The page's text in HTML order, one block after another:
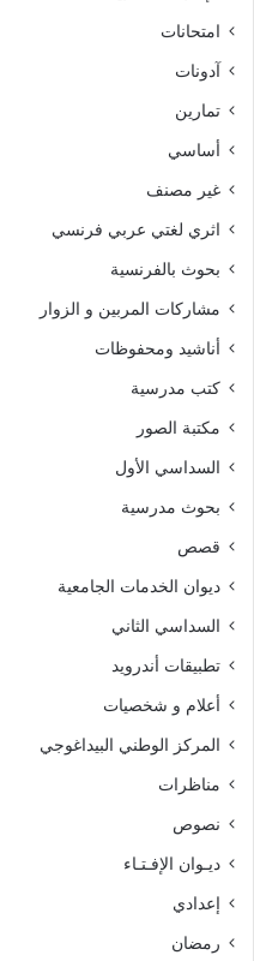
امتحانات
آدونات
تمارين
أساسي
غير مصنف
اثري لغتي عربي فرنسي
بحوث بالفرنسية
مشاركات المربين و الزوار
أناشيد ومحفوظات
كتب مدرسية
مكتبة الصور
السداسي الأول
بحوث مدرسية
قصص
ديوان الخدمات الجامعية
السداسي الثاني
تطبيقات أندرويد
أعلام و شخصيات
المركز الوطني البيداغوجي
مناظرات
نصوص
ديـوان الإفـتـاء
إعدادي
رمضان